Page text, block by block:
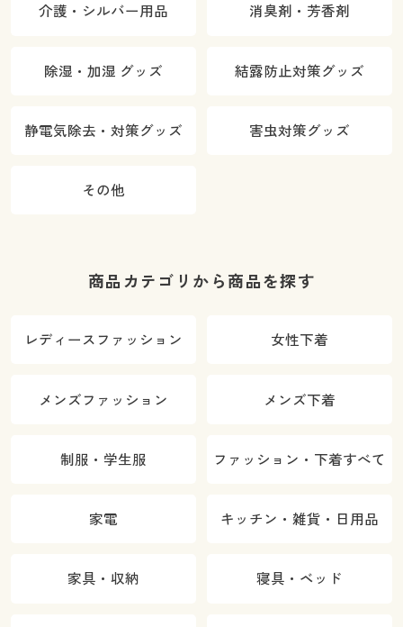
介護・シルバー用品 消臭剤・芳香剤
除湿・加湿 グッズ 結露防止対策グッズ
静電気除去・対策グッズ 害虫対策グッズ
その他
商品カテゴリから商品を探す
レディースファッション 女性下着
メンズファッション メンズ下着
制服・学生服 ファッション・下着すべて
家電 キッチン・雑貨・日用品
家具・収納 寝具・ベッド